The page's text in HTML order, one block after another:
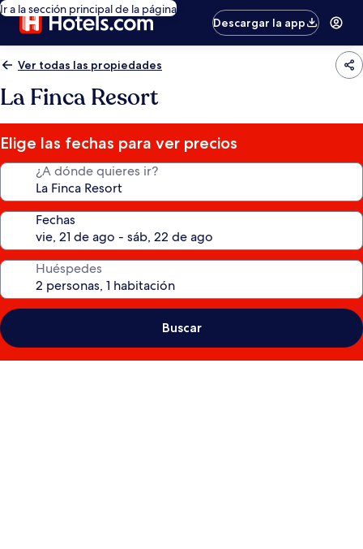
Ir a la sección principal de la página
Descargar la app
Ver todas las propiedades
La Finca Resort
Elige las fechas para ver precios
¿A dónde quieres ir?
Fechas
Huéspedes
Buscar